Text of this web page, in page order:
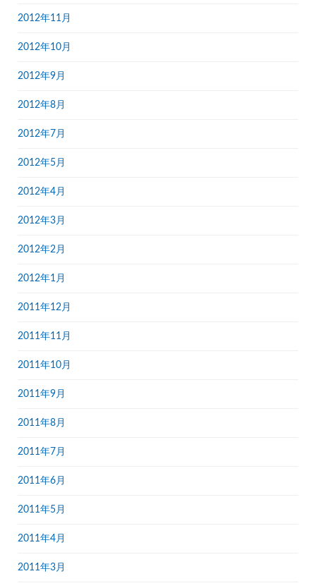
2012年11月
2012年10月
2012年9月
2012年8月
2012年7月
2012年5月
2012年4月
2012年3月
2012年2月
2012年1月
2011年12月
2011年11月
2011年10月
2011年9月
2011年8月
2011年7月
2011年6月
2011年5月
2011年4月
2011年3月